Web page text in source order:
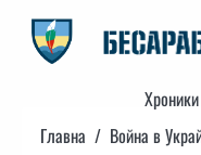
content
Главна
Война в